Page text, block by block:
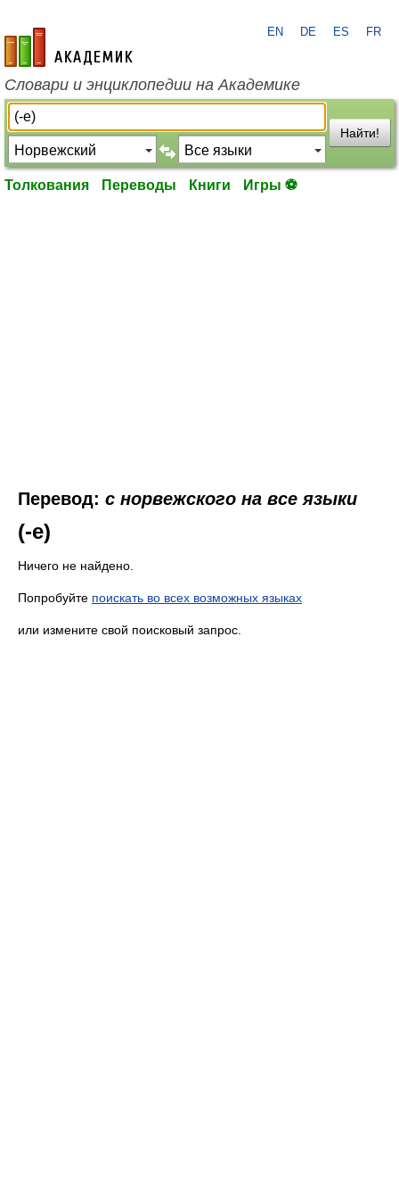
academic.ru
EN DE ES FR
Словари и энциклопедии на Академике
Найти!
Толкования Переводы Книги Игры ⚽
Перевод: с норвежского на все языки
(-e)
Ничего не найдено.
Попробуйте поискать во всех возможных языках
или измените свой поисковый запрос.